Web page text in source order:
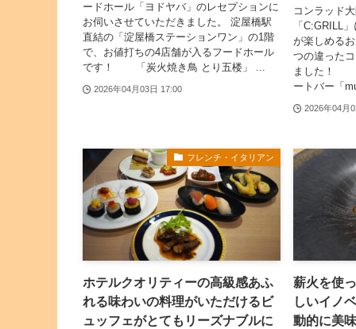
ードホール「ヨドヤバ」のレセプションに
お伺いさせていただきました。 淀屋橋駅
直結の「淀屋橋ステーションワン」の1階
で、お値打ちの4店舗が入るフードホール
です！ 「炭火焼き鳥 とり五楼」 ...
2026年04月03日 17:00
コンラッド
「C:GRILL
が楽しめる
つの違った
ました！
ートバー「
2026年04月
フレンチ・イタリアン
ホテルクオリティーの高級感あふ
れる味わいの料理がいただけるビ
ュッフェがとてもリーズナブルに
薪火を使
しいイノ
動的に美